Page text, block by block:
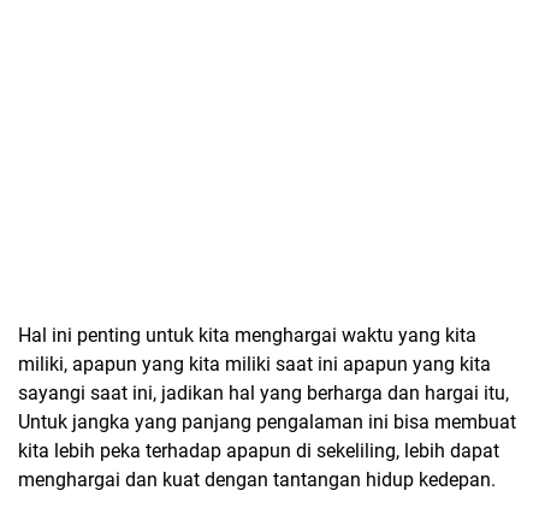
Hal ini penting untuk kita menghargai waktu yang kita
miliki, apapun yang kita miliki saat ini apapun yang kita
sayangi saat ini, jadikan hal yang berharga dan hargai itu,
Untuk jangka yang panjang pengalaman ini bisa membuat
kita lebih peka terhadap apapun di sekeliling, lebih dapat
menghargai dan kuat dengan tantangan hidup kedepan.